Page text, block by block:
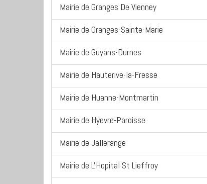
Mairie de Granges De Vienney
Mairie de Granges-Sainte-Marie
Mairie de Guyans-Durnes
Mairie de Hauterive-la-Fresse
Mairie de Huanne-Montmartin
Mairie de Hyevre-Paroisse
Mairie de Jallerange
Mairie de L'Hopital St Lieffroy